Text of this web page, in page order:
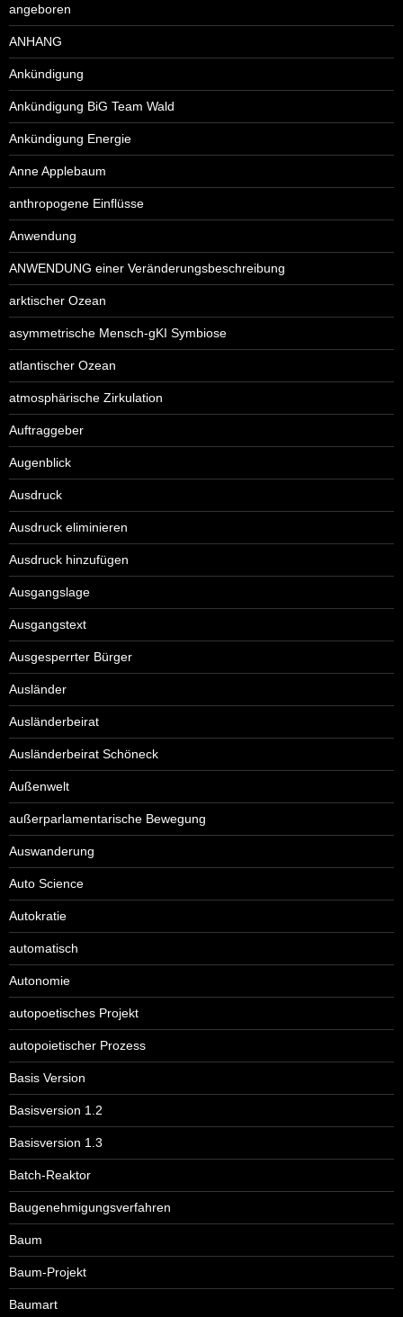
angeboren
ANHANG
Ankündigung
Ankündigung BiG Team Wald
Ankündigung Energie
Anne Applebaum
anthropogene Einflüsse
Anwendung
ANWENDUNG einer Veränderungsbeschreibung
arktischer Ozean
asymmetrische Mensch-gKI Symbiose
atlantischer Ozean
atmosphärische Zirkulation
Auftraggeber
Augenblick
Ausdruck
Ausdruck eliminieren
Ausdruck hinzufügen
Ausgangslage
Ausgangstext
Ausgesperrter Bürger
Ausländer
Ausländerbeirat
Ausländerbeirat Schöneck
Außenwelt
außerparlamentarische Bewegung
Auswanderung
Auto Science
Autokratie
automatisch
Autonomie
autopoetisches Projekt
autopoietischer Prozess
Basis Version
Basisversion 1.2
Basisversion 1.3
Batch-Reaktor
Baugenehmigungsverfahren
Baum
Baum-Projekt
Baumart